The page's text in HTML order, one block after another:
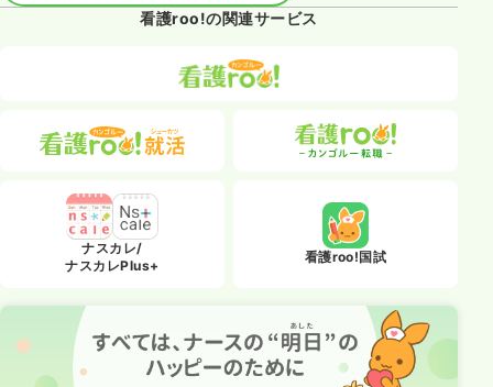
看護roo!の関連サービス
ナスカレ/
ナスカレPlus+
看護roo!国試